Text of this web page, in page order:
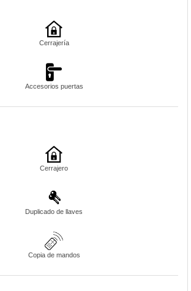
Cerrajería
Accesorios puertas
Cerrajero
Duplicado de llaves
Copia de mandos